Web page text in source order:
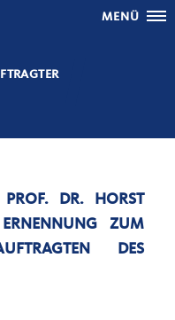
MENÜ
PROF. DR. HORST
ZUM
DES